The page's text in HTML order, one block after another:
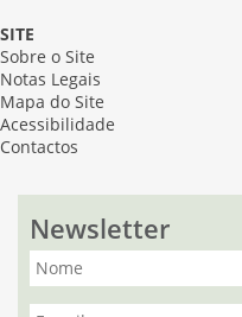
SITE
Sobre o Site
Notas Legais
Mapa do Site
Acessibilidade
Contactos
Newsletter